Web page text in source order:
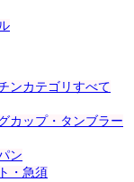
ンカテゴリすべて
カップ・タンブラー
ン
・急須